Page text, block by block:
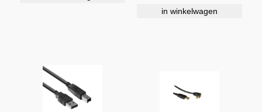
in winkelwagen